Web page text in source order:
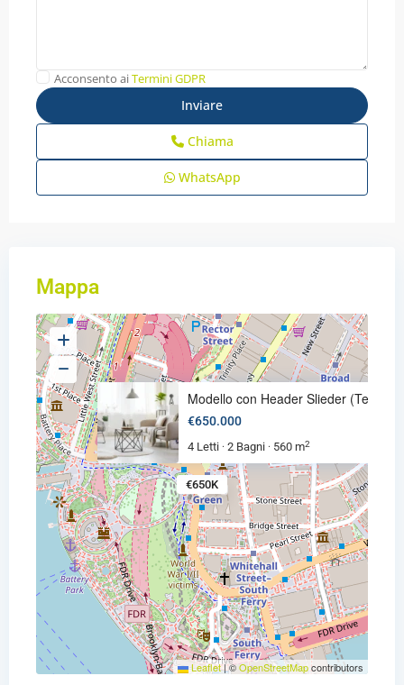
Acconsento aiTermini GDPR
Chiama
WhatsApp
Mappa
€650K
Modello con Header Slieder (Te
€650.000
4 Letti · 2 Bagni · 560 m2
Leaflet|©OpenStreetMapcontributors